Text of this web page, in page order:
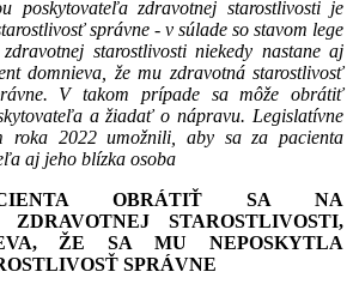
poskytovateľa zdravotnej starostlivosti je
správne - v súlade so stavom lege
starostlivosti niekedy nastane aj
domnieva, že mu zdravotná starostlivosť
V takom prípade sa môže obrátiť
a žiadať o nápravu. Legislatívne
roka 2022 umožnili, aby sa za pacienta
aj jeho blízka osoba
OBRÁTIŤ SA NA
ZDRAVOTNEJ STAROSTLIVOSTI,
ŽE SA MU NEPOSKYTLA
SPRÁVNE